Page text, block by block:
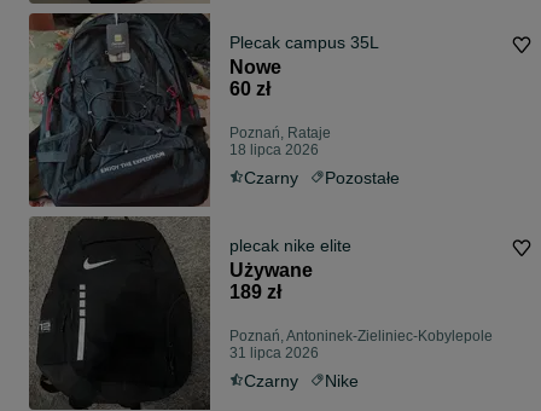
Plecak campus 35L
Nowe
60 zł
Poznań, Rataje
18 lipca 2026
Czarny Pozostałe
plecak nike elite
Używane
189 zł
Poznań, Antoninek-Zieliniec-Kobylepole
31 lipca 2026
Czarny Nike